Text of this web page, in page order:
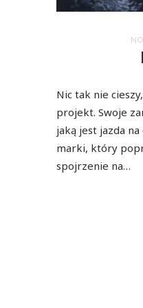
Nic tak nie
projekt. Swoje
jaką jest jazda na
marki, który
spojrzenie na…